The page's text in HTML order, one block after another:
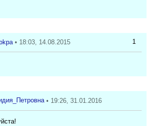
1
• 18:03, 14.08.2015
• 19:26, 31.01.2016